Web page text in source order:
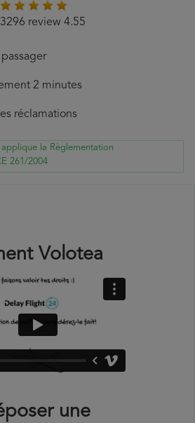
3296 review 4.55
2 minutes
réclamations
applique la Règlementation
261/2004
Volotea
une